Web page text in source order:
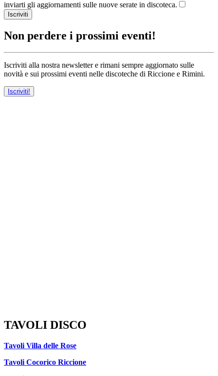
inviarti gli aggiornamenti sulle nuove serate in discoteca.
Iscriviti
Non perdere i prossimi eventi!
Iscriviti alla nostra newsletter e rimani sempre aggiornato sulle
novità e sui prossimi eventi nelle discoteche di Riccione e Rimini.
Iscriviti!
TAVOLI DISCO
Tavoli Villa delle Rose
Tavoli Cocorico Riccione